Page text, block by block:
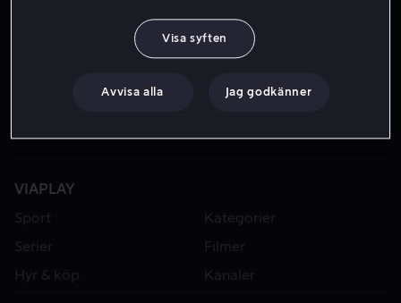
VIAPLAY
Sport
Kategorier
Serier
Filmer
Hyr & köp
Kanaler
Visa syften
Avvisa alla Jag godkänner